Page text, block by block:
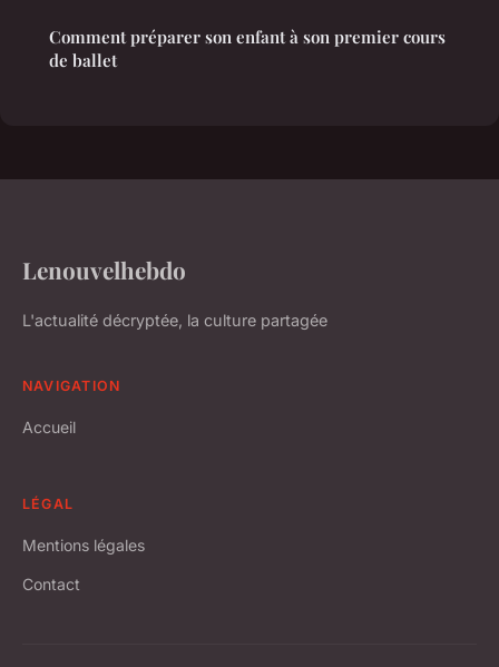
Comment préparer son enfant à son premier cours
de ballet
Lenouvelhebdo
L'actualité décryptée, la culture partagée
NAVIGATION
Accueil
LÉGAL
Mentions légales
Contact